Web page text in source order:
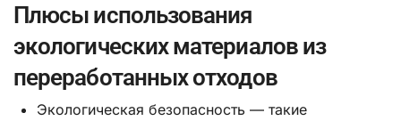
Плюсы использования
экологических материалов из
переработанных отходов
Экологическая безопасность — такие